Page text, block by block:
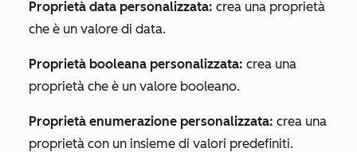
Proprietà data personalizzata: crea una proprietà
che è un valore di data.
Proprietà booleana personalizzata: crea una
proprietà che è un valore booleano.
Proprietà enumerazione personalizzata: crea una
proprietà con un insieme di valori predefiniti.